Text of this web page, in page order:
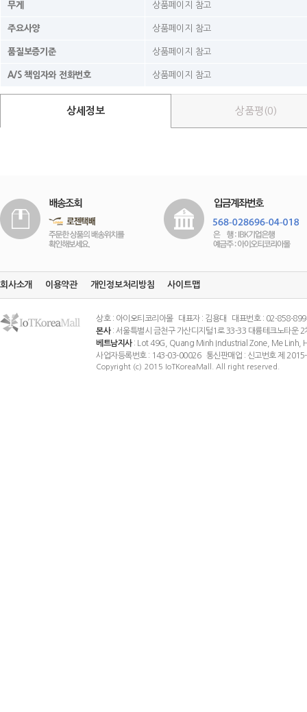
무게 상품페이지 참고
주요사양 상품페이지 참고
품질보증기준 상품페이지 참고
A/S 책임자와 전화번호 상품페이지 참고
상세정보 상품평(0)
회사소개 이용약관 개인정보처리방침 사이트맵
상호 : 아이오티코리아몰 대표자 : 김용대 대표번호 : 02-858-
본사: 서울특별시 금천구 가산디지털1로 33-33 대륭테크노타운
베트남지사: Lot 49G, Quang Minh Industrial Zone, Me Linh,
사업자등록번호 : 143-03-00026 통신판매업 : 신고번호 제
Copyright (c) 2015 IoTKoreaMall. All right reserved.